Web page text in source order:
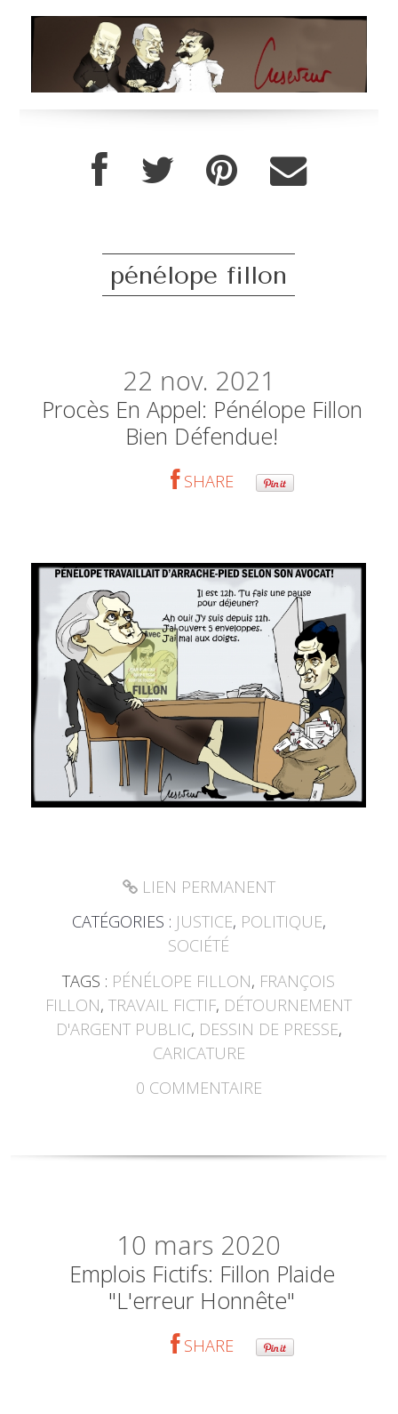
pénélope fillon
22 nov. 2021
Procès En Appel: Pénélope Fillon
Bien Défendue!
SHARE
LIEN PERMANENT
CATÉGORIES : JUSTICE, POLITIQUE,
SOCIÉTÉ
TAGS : PÉNÉLOPE FILLON, FRANÇOIS
FILLON,TRAVAIL FICTIF, DÉTOURNEMENT
D'ARGENT PUBLIC, DESSIN DE PRESSE,
CARICATURE
0 COMMENTAIRE
10 mars 2020
Emplois Fictifs: Fillon Plaide
"l'erreur Honnête"
SHARE